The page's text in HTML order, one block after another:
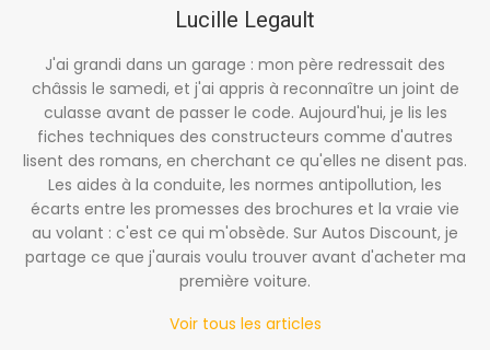
Lucille Legault
J'ai grandi dans un garage : mon père redressait des
châssis le samedi, et j'ai appris à reconnaître un joint de
culasse avant de passer le code. Aujourd'hui, je lis les
fiches techniques des constructeurs comme d'autres
lisent des romans, en cherchant ce qu'elles ne disent pas.
Les aides à la conduite, les normes antipollution, les
écarts entre les promesses des brochures et la vraie vie
au volant : c'est ce qui m'obsède. Sur Autos Discount, je
partage ce que j'aurais voulu trouver avant d'acheter ma
première voiture.
Voir tous les articles